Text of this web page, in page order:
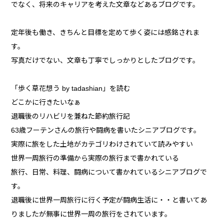
でなく、将来のキャリアを考えた文章などあるブログです。
定年後も働き、きちんと目標を定めて歩く姿には感銘されま
す。
写真だけでない、文章も丁寧でしっかりとしたブログです。
「歩く草花想う by tadashian」を読む
どこかに行きたいなぁ
退職後のリハビリを兼ねた節約旅行記
63歳フーテンさんの旅行や闘病を書いたシニアブログです。
実際に旅をした土地がカテゴリわけされていて読みやすい
世界一周旅行の準備から実際の旅行まで書かれている
旅行、日常、料理、闘病について書かれているシニアブログで
す。
退職後に世界一周旅行に行く予定が闘病生活に・・と書いてあ
りましたが無事に世界一周の旅行をされています。